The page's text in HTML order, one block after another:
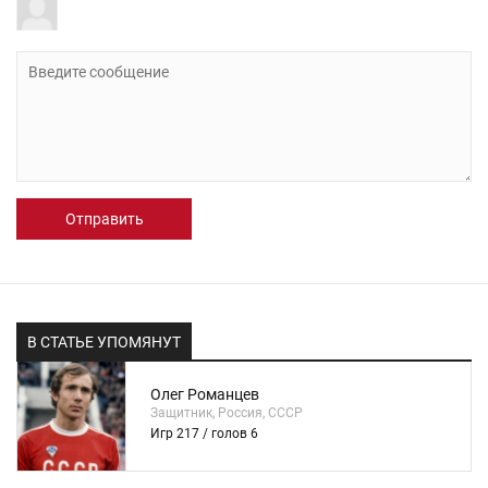
Отправить
В СТАТЬЕ УПОМЯНУТ
Олег Романцев
Защитник, Россия, СССР
Игр 217 / голов 6